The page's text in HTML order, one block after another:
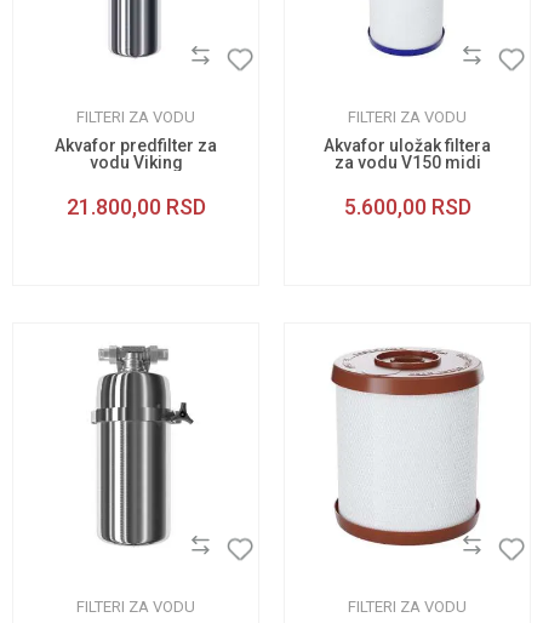
FILTERI ZA VODU
Akvafor predfilter za
vodu Viking
21.800,00 RSD
FILTERI ZA VODU
Akvafor uložak filtera
za vodu V150 midi
5.600,00 RSD
FILTERI ZA VODU FILTERI ZA VODU